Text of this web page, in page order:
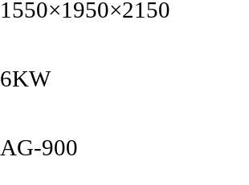
1550×1950×2150
6KW
AG-900